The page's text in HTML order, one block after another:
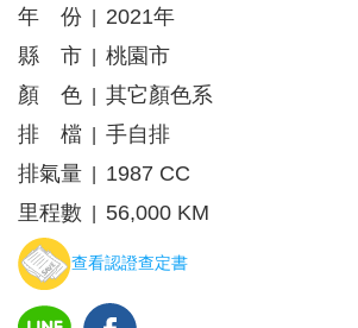
年 份
2021年
縣 市
桃園市
顏 色
其它顏色系
排 檔
手自排
排氣量
1987 CC
里程數
56,000 KM
查看認證查定書